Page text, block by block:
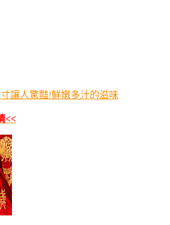
讓人驚豔!鮮嫩多汁的滋味
<<